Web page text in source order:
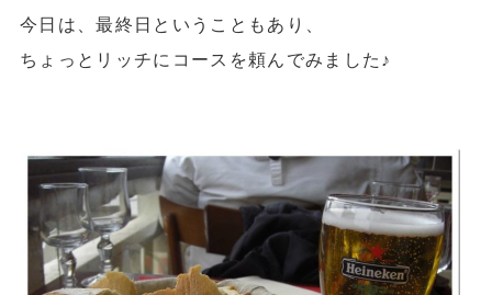
今日は、最終日ということもあり、
ちょっとリッチにコースを頼んでみました♪